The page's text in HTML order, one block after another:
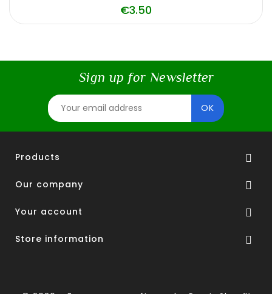
€3.50
Sign up for Newsletter
Products 
Our company 
Your account 
Store information 